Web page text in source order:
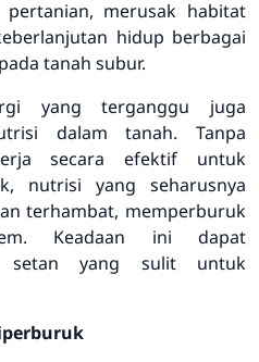
merusak habitat
hidup berbagai
tanah subur.
yang terganggu juga
dalam tanah. Tanpa
secara efektif untuk
nutrisi yang seharusnya
terhambat, memperburuk
Keadaan ini dapat
setan yang sulit untuk